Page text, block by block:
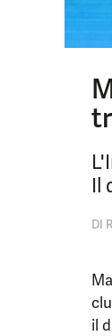
Il
DI
il